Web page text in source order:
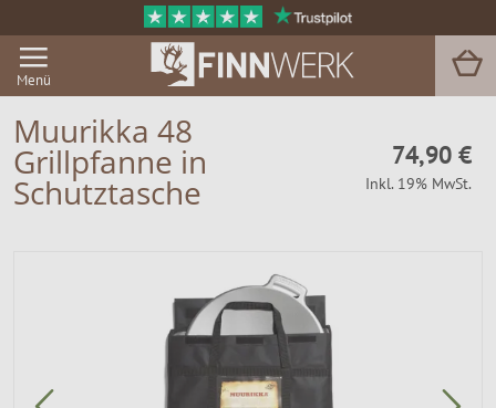
Menü
Grill & BBQ
Service
Muurikka 48
Grillpfanne in
Schutztasche
74,90 €
Inkl. 19% MwSt.